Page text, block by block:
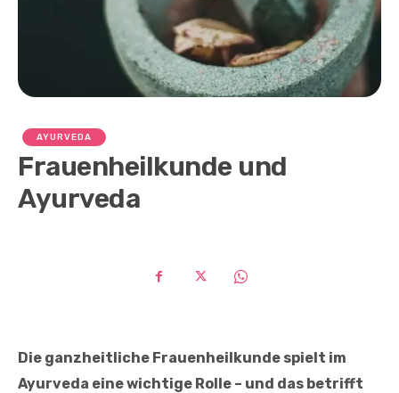
AYURVEDA
Frauenheilkunde und
Ayurveda
Die ganzheitliche Frauenheilkunde spielt im
Ayurveda eine wichtige Rolle – und das betrifft